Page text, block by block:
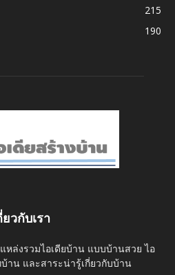
215
190
ยวกับเรา
หล่งรวมไอเดียบ้าน แบบบ้านสวย ไอ
าน และสาระน่ารู้เกี่ยวกับบ้าน